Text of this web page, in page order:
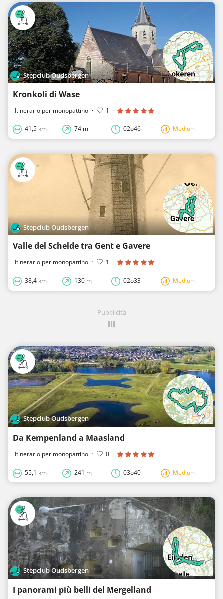
Stepclub Oudsbergen
Kronkoli di Wase
Itinerario per monopattino · 1 ·
41,5 km 74 m 02o46 Medium
Stepclub Oudsbergen
Valle del Schelde tra Gent e Gavere
Itinerario per monopattino · 1 ·
38,4 km 130 m 02o33 Medium
Pubblicità
Stepclub Oudsbergen
Da Kempenland a Maasland
Itinerario per monopattino · 0 ·
55,1 km 241 m 03o40 Medium
Stepclub Oudsbergen
I panorami più belli del Mergelland